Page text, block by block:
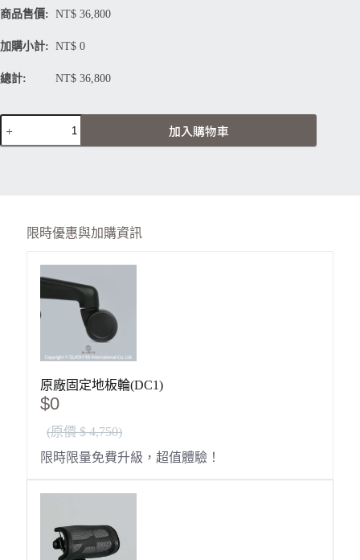
商品售價: NT$ 36,800
加購小計: NT$ 0
總計: NT$ 36,800
Herman
Miller
Aeron
加入購物車
限時優惠與加購資訊
原廠固定地板輪(DC1)
$0
(原價 $ 4,750)
限時限量免費升級，超值體驗！